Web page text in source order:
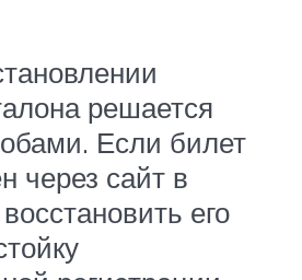
решается
Если билет
через сайт в
его